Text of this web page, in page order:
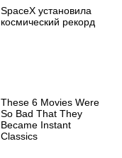
SpaceX установила
космический рекорд
These 6 Movies Were
So Bad That They
Became Instant
Classics